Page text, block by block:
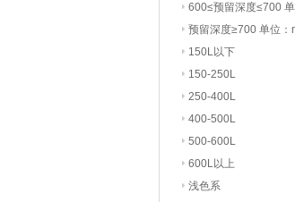
600≤预留深度≤700 单
mm预留深度≥700 单位：
150L以下
150-250L
250-400L
400-500L
500-600L
600L以上
浅色系